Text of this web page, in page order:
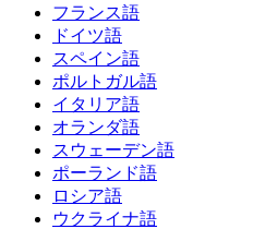
フランス語
ドイツ語
スペイン語
ポルトガル語
イタリア語
オランダ語
スウェーデン語
ポーランド語
ロシア語
ウクライナ語